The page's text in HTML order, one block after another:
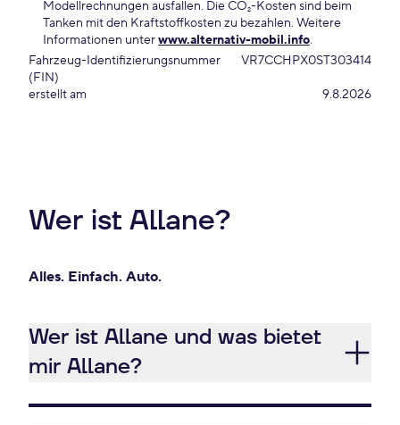
Modellrechnungen ausfallen. Die CO₂-Kosten sind beim
Tanken mit den Kraftstoffkosten zu bezahlen. Weitere
Informationen unterwww.alternativ-mobil.info.
Fahrzeug-Identifizierungsnummer
(FIN)
VR7CCHPX0ST303414
erstellt am 9.8.2026
Wer ist Allane?
Alles. Einfach. Auto.
Wer ist Allane und was bietet
mir Allane?